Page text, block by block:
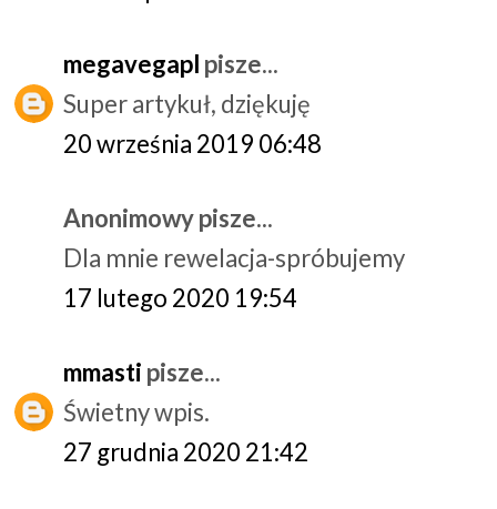
megavegapl pisze...
Super artykuł, dziękuję
20 września 2019 06:48
Anonimowy pisze...
Dla mnie rewelacja-spróbujemy
17 lutego 2020 19:54
mmasti pisze...
Świetny wpis.
27 grudnia 2020 21:42